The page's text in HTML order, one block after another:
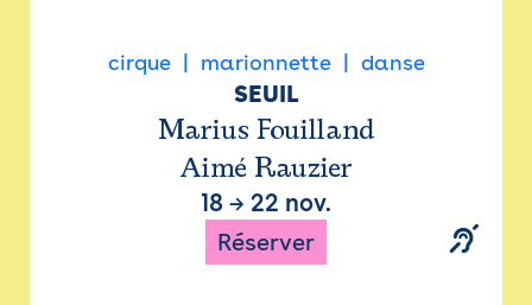
cirque marionnette danse
SEUIL
Marius Fouilland
Aimé Rauzier
18 → 22 nov.
Réserver